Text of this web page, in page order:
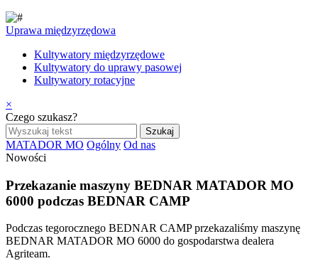
Uprawa międzyrzędowa
Kultywatory międzyrzędowe
Kultywatory do uprawy pasowej
Kultywatory rotacyjne
×
Czego szukasz?
MATADOR MO Ogólny Od nas
Nowości
Przekazanie maszyny BEDNAR MATADOR MO
6000 podczas BEDNAR CAMP
Podczas tegorocznego BEDNAR CAMP przekazaliśmy maszynę
BEDNAR MATADOR MO 6000 do gospodarstwa dealera
Agriteam.